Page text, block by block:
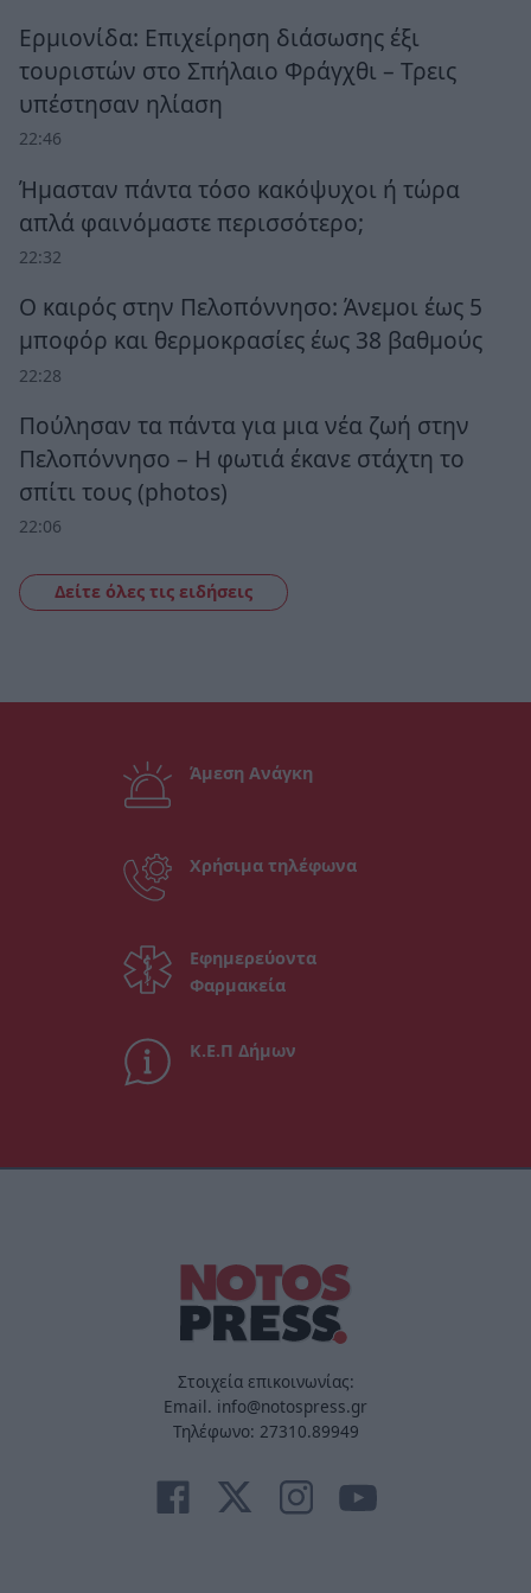
Ερμιονίδα: Επιχείρηση διάσωσης έξι
τουριστών στο Σπήλαιο Φράγχθι – Τρεις
υπέστησαν ηλίαση
22:46
Ήμασταν πάντα τόσο κακόψυχοι ή τώρα
απλά φαινόμαστε περισσότερο;
22:32
Ο καιρός στην Πελοπόννησο: Άνεμοι έως 5
μποφόρ και θερμοκρασίες έως 38 βαθμούς
22:28
Πούλησαν τα πάντα για μια νέα ζωή στην
Πελοπόννησο – Η φωτιά έκανε στάχτη το
σπίτι τους (photos)
22:06
Δείτε όλες τις ειδήσεις
Άμεση Ανάγκη
Χρήσιμα τηλέφωνα
Εφημερεύοντα
Φαρμακεία
Κ.Ε.Π Δήμων
Στοιχεία επικοινωνίας:
Email. info@notospress.gr
Τηλέφωνο: 27310.89949